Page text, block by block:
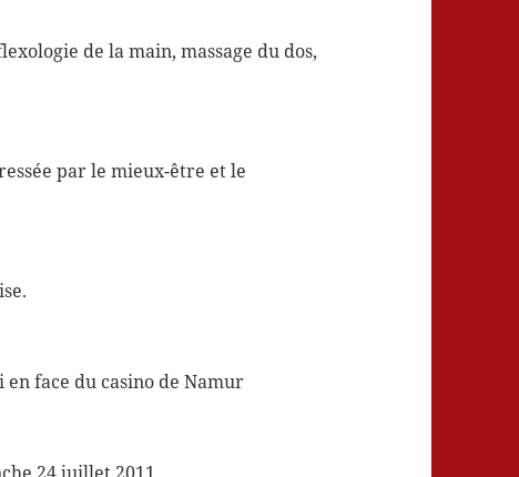
de la main, massage du dos,
par le mieux-être et le
en face du casino de Namur